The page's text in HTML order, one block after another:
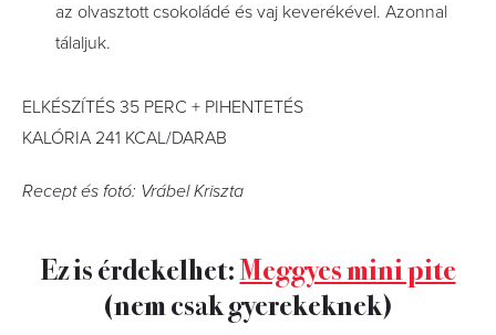
az olvasztott csokoládé és vaj keverékével. Azonnal
tálaljuk.
ELKÉSZÍTÉS 35 PERC + PIHENTETÉS
KALÓRIA 241 KCAL/DARAB
Recept és fotó: Vrábel Kriszta
Ez is érdekelhet:Meggyes mini pite
(nem csak gyerekeknek)